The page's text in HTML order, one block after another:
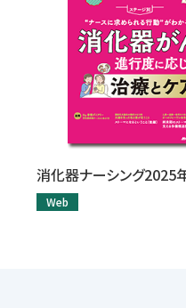
消化器ナーシング2025
Web